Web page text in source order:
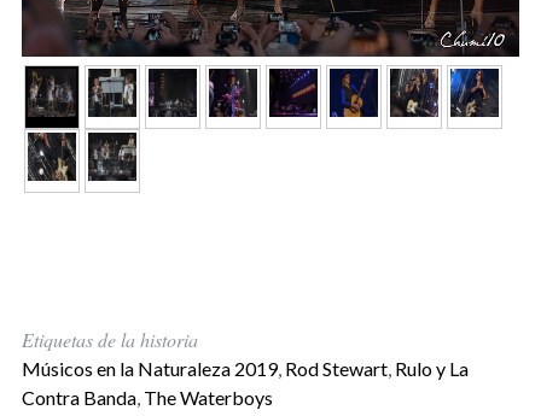
Etiquetas de la historia
Músicos en la Naturaleza 2019, Rod Stewart, Rulo y La
Contra Banda, The Waterboys